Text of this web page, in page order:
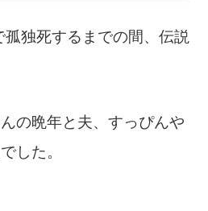
独死するまでの間、伝説
の晩年と夫、すっぴんや
した。